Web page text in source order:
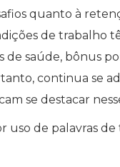
quanto à
de trabalho
de saúde, bônus
continua se
se destacar
uso de palavras